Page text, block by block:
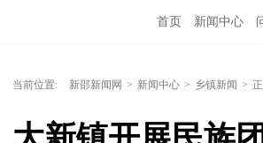
首页 新闻中心
当前位置: 新邵新闻网 > 新闻中心 > 乡镇新闻 >